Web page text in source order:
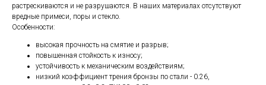
растрескиваются и не разрушаются. В наших материалах отсутствуют
вредные примеси, поры и стекло.
Особенности:
высокая прочность на смятие и разрыв;
повышенная стойкость к износу;
устойчивость к механическим воздействиям;
низкий коэффициент трения бронзы по стали - 0.26,